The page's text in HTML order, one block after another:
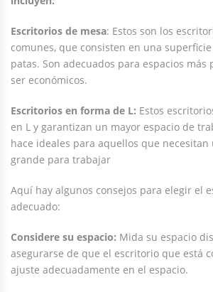
Escritorios de mesa: Estos son los
comunes, que consisten en una
patas. Son adecuados para espacios más
ser económicos.
Escritorios en forma de L: Estos
en L y garantizan un mayor espacio de
hace ideales para aquellos que necesitan
grande para trabajar
Aquí hay algunos consejos para elegir el
adecuado:
Considere su espacio: Mida su espacio
asegurarse de que el escritorio que está
ajuste adecuadamente en el espacio.